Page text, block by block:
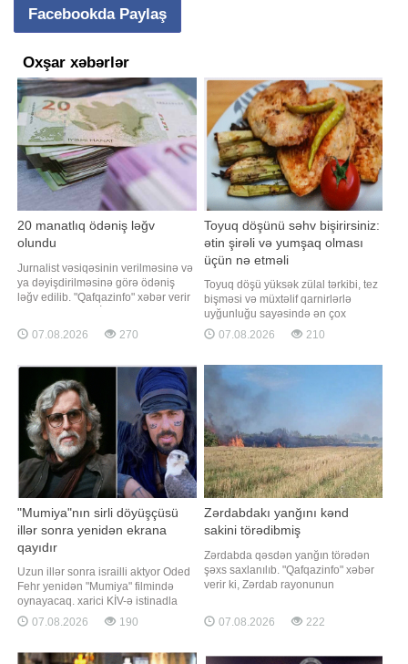
Facebookda Paylaş
Oxşar xəbərlər
20 manatlıq ödəniş ləğv
olundu
Jurnalist vəsiqəsinin verilməsinə və
ya dəyişdirilməsinə görə ödəniş
ləğv edilib. "Qafqazinfo" xəbər verir
tətbiqi barədə Fərman imzaladığı
"Media haqqında" qanuna
edək ki, jurnalist vəsiqəsinin
verilməsinə və dəyişdirilməsin
07.08.2026 270
Toyuq döşünü səhv bişirirsiniz:
ətin şirəli və yumşaq olması
üçün nə etməli
Toyuq döşü yüksək zülal tərkibi, tez
bişməsi və müxtəlif qarnirlərlə
uyğunluğu sayəsində ən çox
istifadə olunan məhsullardan biridir.
Ancaq bir çox insanın qarşılaşdığı
sonra ətin quru və sərt olması. xarici
mediaya istinadən xəbər verir ki,
bunun qarşısını almaq
düşündüyünüzdə
07.08.2026 210
"Mumiya"nın sirli döyüşçüsü
illər sonra yenidən ekrana
qayıdır
Uzun illər sonra israilli aktyor Oded
Fehr yenidən "Mumiya" filmində
oynayacaq. xarici KİV-ə istinadla
xəbər verir ki, aktyor yeni çəkilən
filmdə Ardet Bəy obrazını bir daha
trilogiyanın davamı olacaq. Filmdə
07.08.2026 190
Zərdabdakı yanğını kənd
sakini törədibmiş
Zərdabda qəsdən yanğın törədən
şəxs saxlanılıb. "Qafqazinfo" xəbər
verir ki, Zərdab rayonunun
qəsdən yanğın hadisəsi törədən
şəxs polis əməkdaşları tərəfindən
yanğının kənd sakini Ə.Quliyev
07.08.2026 222